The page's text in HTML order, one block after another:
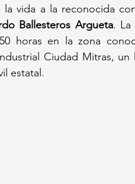
vida a la reconocida
Ballesteros Argueta. La
horas en la zona
Ciudad Mitras,
estatal.